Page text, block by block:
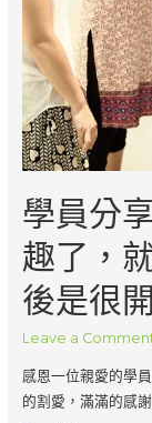
療
癒
溫
暖
了
彼
此
~
Ji
Ji
Liu
學員分
趣了，
後是很
Leave a
感恩一位親愛的學
的割愛，滿滿的感